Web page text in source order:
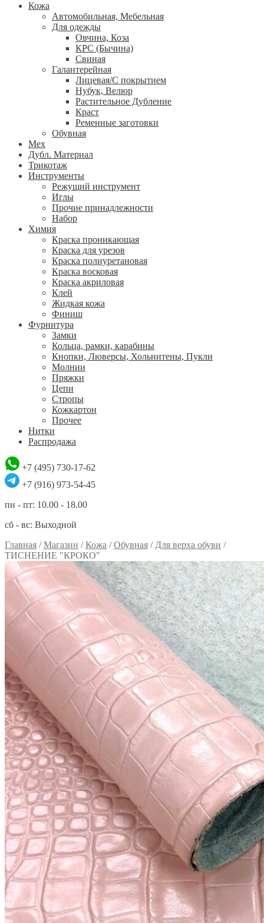
Кожа
Автомобильная, Мебельная
Для одежды
Овчина, Коза
КРС (Бычина)
Свиная
Галантерейная
Лицевая/С покрытием
Нубук, Велюр
Растительное Дубление
Краст
Ременные заготовки
Обувная
Мех
Дубл. Материал
Трикотаж
Инструменты
Режущий инструмент
Иглы
Прочие принадлежности
Набор
Химия
Краска проникающая
Краска для урезов
Краска полиуретановая
Краска восковая
Краска акриловая
Клей
Жидкая кожа
Финиш
Фурнитура
Замки
Кольца, рамки, карабины
Кнопки, Люверсы, Хольнитены, Пукли
Молнии
Пряжки
Цепи
Стропы
Кожкартон
Прочее
Нитки
Распродажа
+7 (495) 730-17-62
+7 (916) 973-54-45
пн - пт: 10.00 - 18.00
сб - вс: Выходной
Главная /Магазин /Кожа /Обувная / Для верха обуви /
ТИСНЕНИЕ "КРОКО"